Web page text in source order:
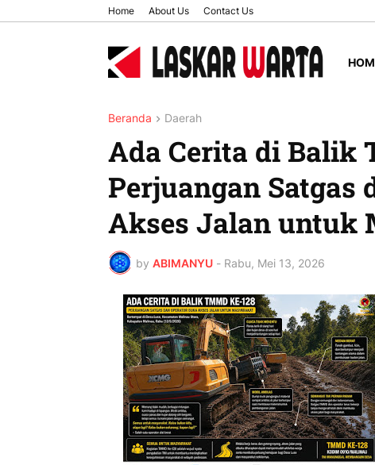
Home About Us Contact Us
Beranda Daerah
Ada Cerita di Balik
Perjuangan Satgas
Akses Jalan untuk
by ABIMANYU - Rabu, Mei 13, 2026